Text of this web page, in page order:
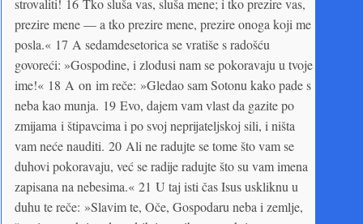
strovaliti! 16 Tko sluša vas, sluša mene; i tko prezire vas,
prezire mene — a tko prezire mene, prezire onoga koji me
posla.« 17 A sedamdesetorica se vratiše s radošću
govoreći: »Gospodine, i zlodusi nam se pokoravaju u tvoje
ime!« 18 A on im reče: »Gledao sam Sotonu kako pade s
neba kao munja. 19 Evo, dajem vam vlast da gazite po
zmijama i štipavcima i po svoj neprijateljskoj sili, i ništa
vam neće nauditi. 20 Ali ne radujte se tome što vam se
duhovi pokoravaju, već se radije radujte što su vam imena
zapisana na nebesima.« 21 U taj isti čas Isus uskliknu u
duhu te reče: »Slavim te, Oče, Gospodaru neba i zemlje,